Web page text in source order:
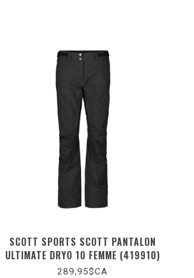
SCOTT SPORTS SCOTT PANTALON
ULTIMATE DRYO 10 FEMME (419910)
289,95$CA